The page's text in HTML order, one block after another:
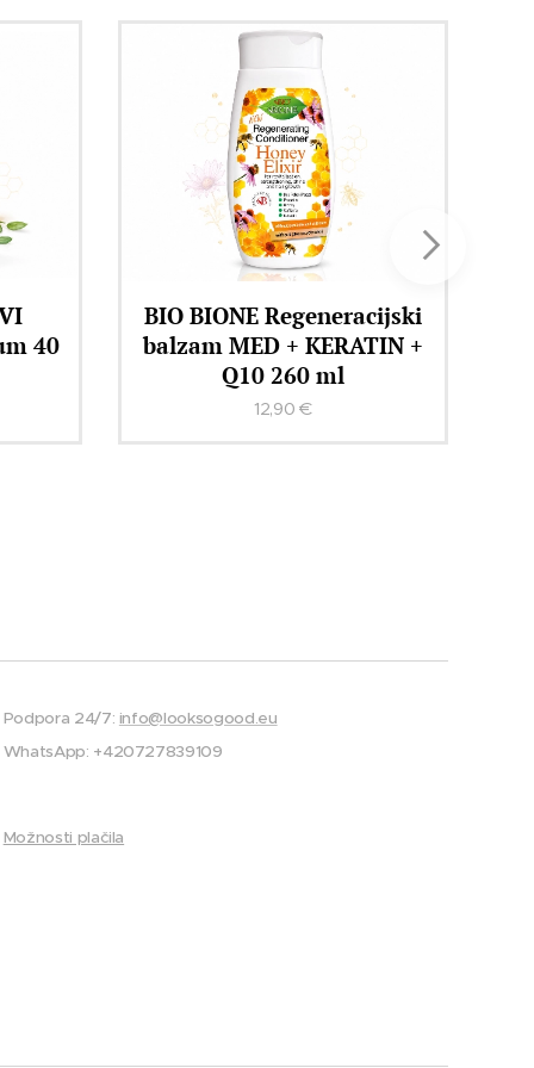
+
BIO BIONE MEDOVI
ELIKSIR regeneracijska
krema za obraz 51 ml
14,90 €
Podpora 24/7: info@looksogood.eu
WhatsApp: +420727839109
Možnosti plačila